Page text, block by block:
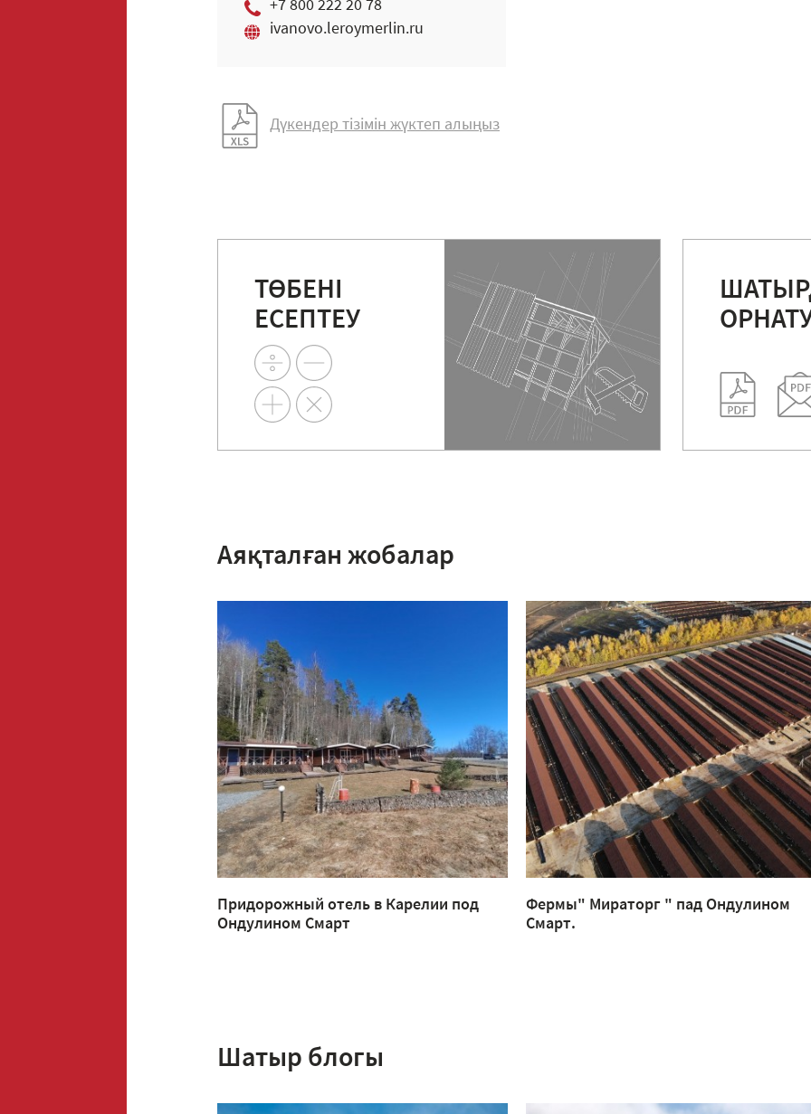
+7 800 222 20 78
ivanovo.leroymerlin.ru
Дүкендер тізімін жүктеп алыңыз
ТӨБЕНІ
ЕСЕПТЕУ
Аяқталған жобалар
Придорожный отель в Карелии под
Ондулином Смарт
Фермы" Мираторг " пад Ондулином
Смарт.
Шатыр блогы